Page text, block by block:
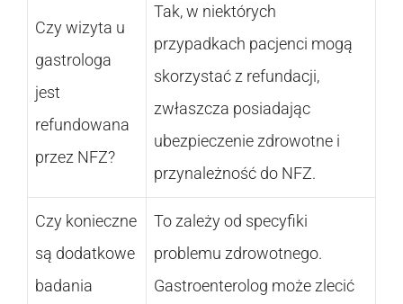
Czy wizyta u
gastrologa
jest
refundowana
przez NFZ?
Tak, w niektórych
przypadkach pacjenci mogą
skorzystać z refundacji,
zwłaszcza posiadając
ubezpieczenie zdrowotne i
przynależność do NFZ.
Czy konieczne
są dodatkowe
badania
To zależy od specyfiki
problemu zdrowotnego.
Gastroenterolog może zlecić